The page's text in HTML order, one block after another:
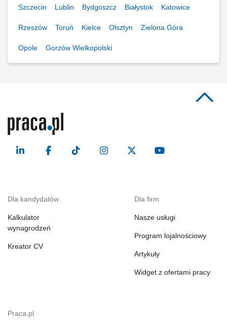
Szczecin Lublin Bydgoszcz Białystok Katowice
Rzeszów Toruń Kielce Olsztyn Zielona Góra
Opole Gorzów Wielkopolski
Dla kandydatów
Kalkulator
wynagrodzeń
Kreator CV
Dla firm
Nasze usługi
Program lojalnościowy
Artykuły
Widget z ofertami pracy
Praca.pl